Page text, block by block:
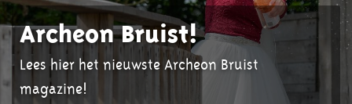
Archeon Bruist!
Lees hier het nieuwste Archeon Bruist
magazine!